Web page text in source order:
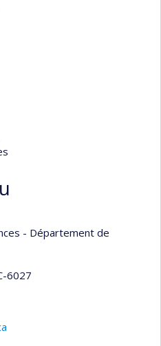
- Département de
6027